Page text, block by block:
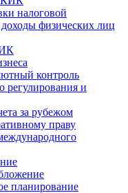
налоговой
физических лиц
контроль
регулирования и
за рубежом
праву
планирование